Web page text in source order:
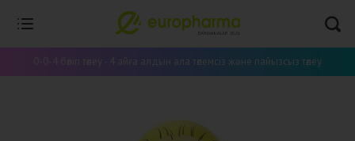
0-0-4 бөліп төлеу - 4 айға алдын ала төлемсіз және пайызсыз төлеу